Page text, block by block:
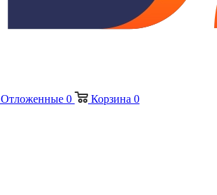
Отложенные 0 Корзина 0